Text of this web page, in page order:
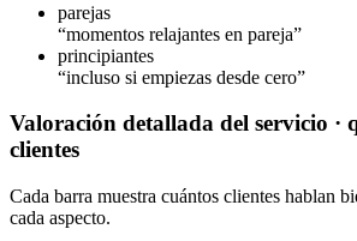
parejas
“momentos relajantes en pareja”
principiantes
“incluso si empiezas desde cero”
Valoración detallada del servicio ·
clientes
Cada barra muestra cuántos clientes hablan
cada aspecto.